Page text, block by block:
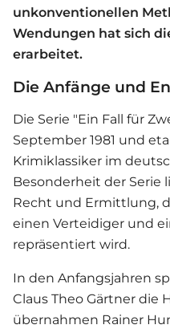
unkonventionellen
Wendungen hat sich
erarbeitet.
Die Anfänge und
Die Serie "Ein Fall für
September 1981 und
Krimiklassiker im
Besonderheit der Serie
Recht und Ermittlung,
einen Verteidiger und
repräsentiert wird.
In den Anfangsjahren
Claus Theo Gärtner die
übernahmen Rainer